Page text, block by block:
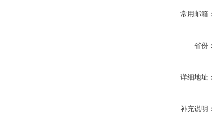
常用邮箱：
省份：
详细地址：
补充说明：